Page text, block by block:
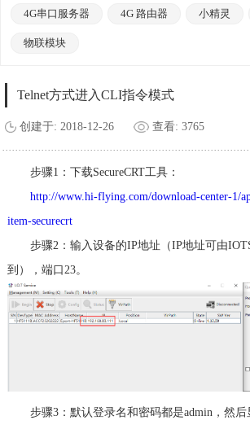
4G串口服务器 4G 路由器 小精灵
物联模块
Telnet方式进入CLI指令模式
创建于: 2018-12-26 查看: 3765
步骤1 ：下载SecureCRT工具：
http://www.hi-flying.com/download-center-1/
item-securecrt
步骤2：输入设备的IP地址（IP地址可由
到），端口 23。
步骤3：默认登录名和密码都是admin ，然